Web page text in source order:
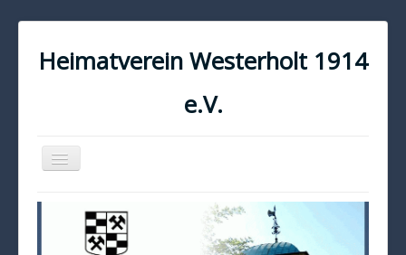
Heimatverein Westerholt 1914
e.V.
Navigation
an/aus
KONTAKT